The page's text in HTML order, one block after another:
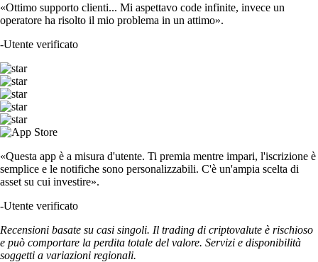
«Ottimo supporto clienti... Mi aspettavo code infinite, invece un
operatore ha risolto il mio problema in un attimo».
-Utente verificato
«Questa app è a misura d'utente. Ti premia mentre impari, l'iscrizione è
semplice e le notifiche sono personalizzabili. C'è un'ampia scelta di
asset su cui investire».
-Utente verificato
Recensioni basate su casi singoli. Il trading di criptovalute è rischioso
e può comportare la perdita totale del valore. Servizi e disponibilità
soggetti a variazioni regionali.